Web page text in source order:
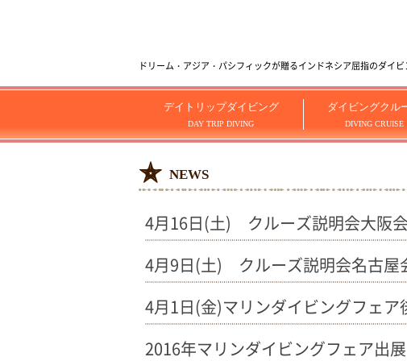
ドリーム・アジア・パシフィックが贈るインドネシア屈指のダイ
デイトリップダイビング
DAY TRIP DIVING
ダイビングクル
DIVING CRUISE
NEWS
4月16日(土) クルーズ説明会大阪
4月9日(土) クルーズ説明会名古屋
4月1日(金)マリンダイビングフェ
2016年マリンダイビングフェア出展